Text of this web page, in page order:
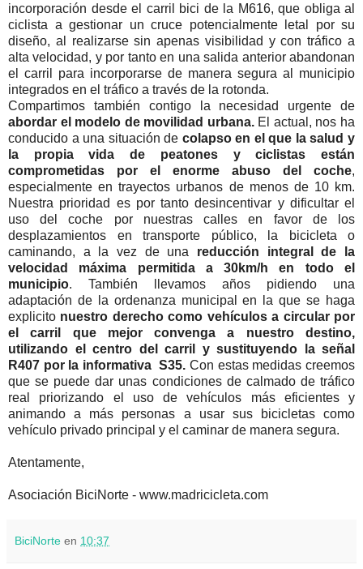
incorporación desde el carril bici de la M616, que obliga al
ciclista a gestionar un cruce potencialmente letal por su
diseño, al realizarse sin apenas visibilidad y con tráfico a
alta velocidad, y por tanto en una salida anterior abandonan
el carril para incorporarse de manera segura al municipio
integrados en el tráfico a través de la rotonda.
Compartimos también contigo la necesidad urgente de
abordar el modelo de movilidad urbana.El actual, nos ha
conducido a una situación de colapso en el que la salud y
la propia vida de peatones y ciclistas están
comprometidas por el enorme abuso del coche,
especialmente en trayectos urbanos de menos de 10 km.
Nuestra prioridad es por tanto desincentivar y dificultar el
uso del coche por nuestras calles en favor de los
desplazamientos en transporte público, la bicicleta o
caminando, a la vez de una reducción integral de la
velocidad máxima permitida a 30km/h en todo el
municipio. También llevamos años pidiendo una
adaptación de la ordenanza municipal en la que se haga
explicito nuestro derecho como vehículos a circular por
el carril que mejor convenga a nuestro destino,
utilizando el centro del carril y sustituyendo la señal
R407 por la informativa S35.Con estas medidas creemos
que se puede dar unas condiciones de calmado de tráfico
real priorizando el uso de vehículos más eficientes y
animando a más personas a usar sus bicicletas como
vehículo privado principal y el caminar de manera segura.
Atentamente,
Asociación BiciNorte - www.madricicleta.com
BiciNorte en 10:37